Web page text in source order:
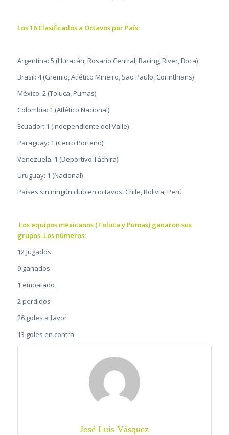
Los 16 Clasificados a Octavos por País:
Argentina: 5 (Huracán, Rosario Central, Racing, River, Boca)
Brasil: 4 (Gremio, Atlético Mineiro, Sao Paulo, Corinthians)
México: 2 (Toluca, Pumas)
Colombia: 1 (Atlético Nacional)
Ecuador: 1 (Independiente del Valle)
Paraguay: 1 (Cerro Porteño)
Venezuela: 1 (Deportivo Táchira)
Uruguay: 1 (Nacional)
Países sin ningún club en octavos: Chile, Bolivia, Perú
Los equipos mexicanos (Toluca y Pumas) ganaron sus
grupos. Los números:
12 Jugados
9 ganados
1 empatado
2 perdidos
26 goles a favor
13 goles en contra
José Luis Vásquez